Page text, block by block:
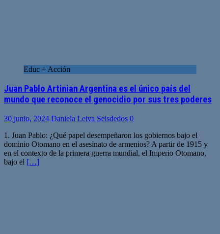
Educ + Acción
Juan Pablo Artinian Argentina es el único país del
mundo que reconoce el genocidio por sus tres poderes
30 junio, 2024 Daniela Leiva Seisdedos 0
1. Juan Pablo: ¿Qué papel desempeñaron los gobiernos bajo el
dominio Otomano en el asesinato de armenios? A partir de 1915 y
en el contexto de la primera guerra mundial, el Imperio Otomano,
bajo el […]